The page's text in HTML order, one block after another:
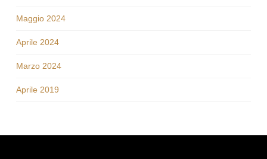
Maggio 2024
Aprile 2024
Marzo 2024
Aprile 2019